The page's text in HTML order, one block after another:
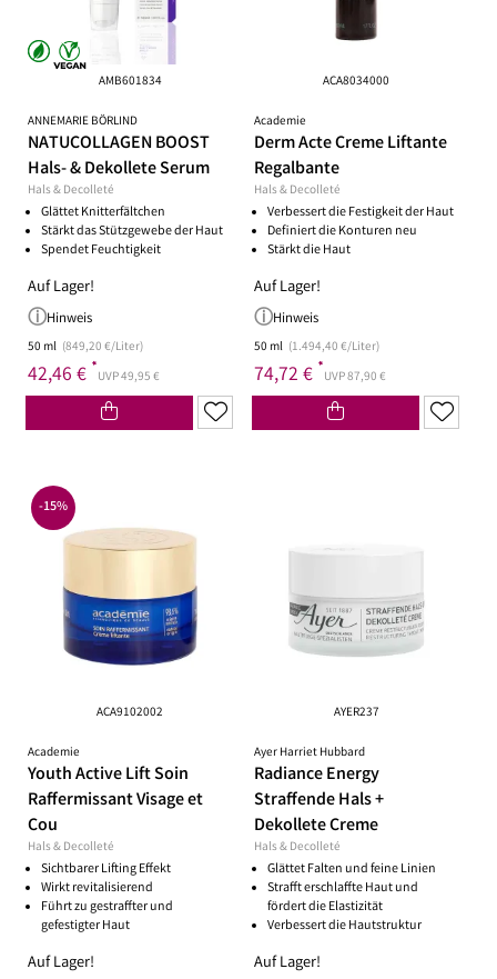
AMB601834
ANNEMARIE BÖRLIND
NATUCOLLAGEN BOOST
Hals- & Dekollete Serum
Hals & Decolleté
Glättet Knitterfältchen
Stärkt das Stützgewebe der Haut
Spendet Feuchtigkeit
Auf Lager!
Hinweis
50 ml (849,20 €/Liter)
42,46 € *UVP 49,95 €
ACA8034000
Academie
Derm Acte Creme Liftante
Regalbante
Hals & Decolleté
Verbessert die Festigkeit der Haut
Definiert die Konturen neu
Stärkt die Haut
Auf Lager!
Hinweis
50 ml (1.494,40 €/Liter)
74,72 € *UVP 87,90 €
ACA9102002
Academie
Youth Active Lift Soin
Raffermissant Visage et
Cou
Hals & Decolleté
Sichtbarer Lifting Effekt
Wirkt revitalisierend
Führt zu gestraffter und
gefestigter Haut
Auf Lager!
-15%
AYER237
Ayer Harriet Hubbard
Radiance Energy
Straffende Hals +
Dekollete Creme
Hals & Decolleté
Glättet Falten und feine Linien
Strafft erschlaffte Haut und
fördert die Elastizität
Verbessert die Hautstruktur
Auf Lager!